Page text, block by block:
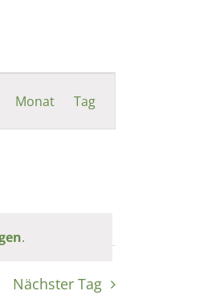
.
Veranstaltung
Ansichten-
Monat Tag
Nächster Tag